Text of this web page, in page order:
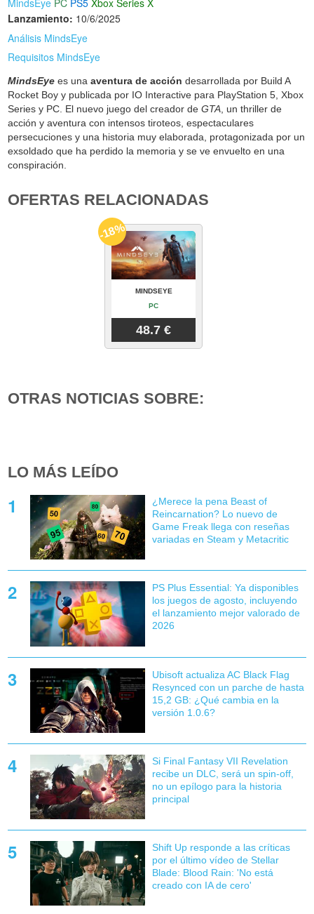
Lanzamiento: 10/6/2025
Análisis MindsEye
Requisitos MindsEye
MindsEye es unaaventura de acción desarrollada por Build A
Rocket Boy y publicada por IO Interactive para PlayStation 5, Xbox
Series y PC. El nuevo juego del creador deGTA , un thriller de
acción y aventura con intensos tiroteos, espectaculares
persecuciones y una historia muy elaborada, protagonizada por un
exsoldado que ha perdido la memoria y se ve envuelto en una
conspiración.
OFERTAS RELACIONADAS
MINDSEYE
PC
48.7 €
-18%
OTRAS NOTICIAS SOBRE:
LO MÁS LEÍDO
¿Merece la pena Beast of
Reincarnation? Lo nuevo de
Game Freak llega con reseñas
variadas en Steam y Metacritic
PS Plus Essential: Ya disponibles
los juegos de agosto, incluyendo
el lanzamiento mejor valorado de
2026
Ubisoft actualiza AC Black Flag
Resynced con un parche de hasta
15,2 GB: ¿Qué cambia en la
versión 1.0.6?
Si Final Fantasy VII Revelation
recibe un DLC, será un spin-off,
no un epílogo para la historia
principal
Shift Up responde a las críticas
por el último vídeo de Stellar
Blade: Blood Rain: 'No está
creado con IA de cero'